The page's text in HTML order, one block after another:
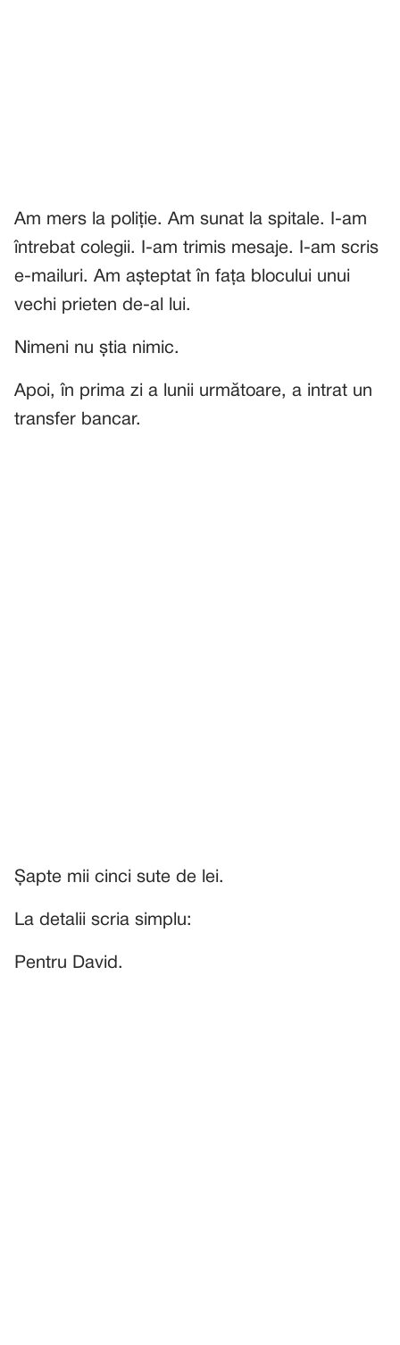
Am mers la poliție. Am sunat la spitale. I-am
întrebat colegii. I-am trimis mesaje. I-am scris
e-mailuri. Am așteptat în fața blocului unui
vechi prieten de-al lui.
Nimeni nu știa nimic.
Apoi, în prima zi a lunii următoare, a intrat un
transfer bancar.
Șapte mii cinci sute de lei.
La detalii scria simplu:
Pentru David.